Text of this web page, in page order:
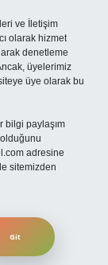
ve İletişim
olarak hizmet
denetleme
üyelerimiz
üye olarak bu
bilgi paylaşım
adresine
sitemizden